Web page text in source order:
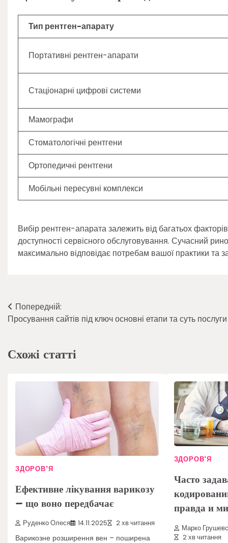
Тип рентген-апарату
Портативні рентген-апарати
Стаціонарні цифрові системи
Мамографи
Стоматологічні рентгени
Ортопедичні рентгени
Мобільні пересувні комплекси
Вибір рентген-апарата залежить від багатьох
доступності сервісного обслуговування. Сучасний
максимально відповідає потребам вашої практики та
Навігація
записів
Попередній:
Просування сайтів під ключ основні етапи та суть послуги
Схожі статті
ЗДОРОВ'Я
Ефективне лікування варикозу
– що воно передбачає
Руденко Олеся 14.11.2025 2 хв читання
Варикозне розширення вен – поширена
ЗДОРОВ'Я
Часто
правда и
Марко
2 хв читання